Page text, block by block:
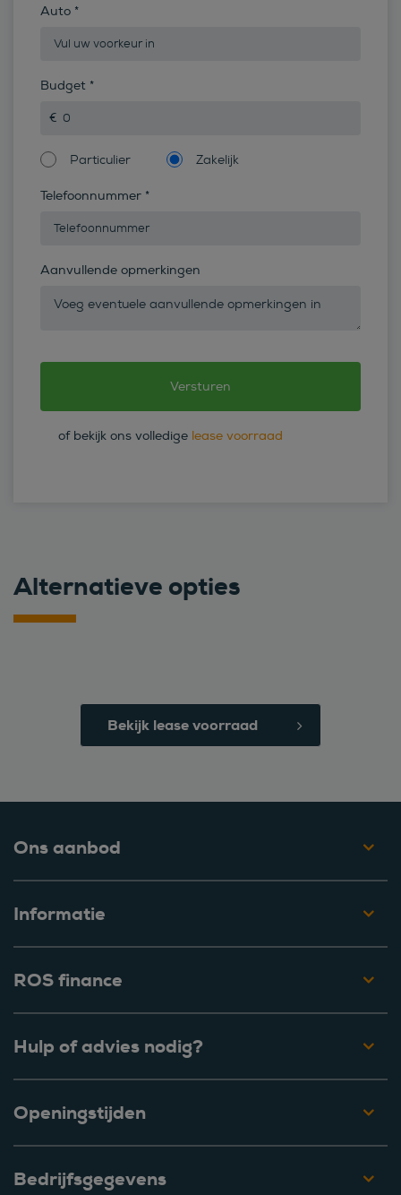
Auto *
Budget *
Particulier Zakelijk
Telefoonnummer *
Aanvullende opmerkingen
of bekijk ons volledige lease voorraad
Alternatieve opties
Bekijk lease voorraad
Ons aanbod
Informatie
ROS finance
Hulp of advies nodig?
Openingstijden
Bedrijfsgegevens